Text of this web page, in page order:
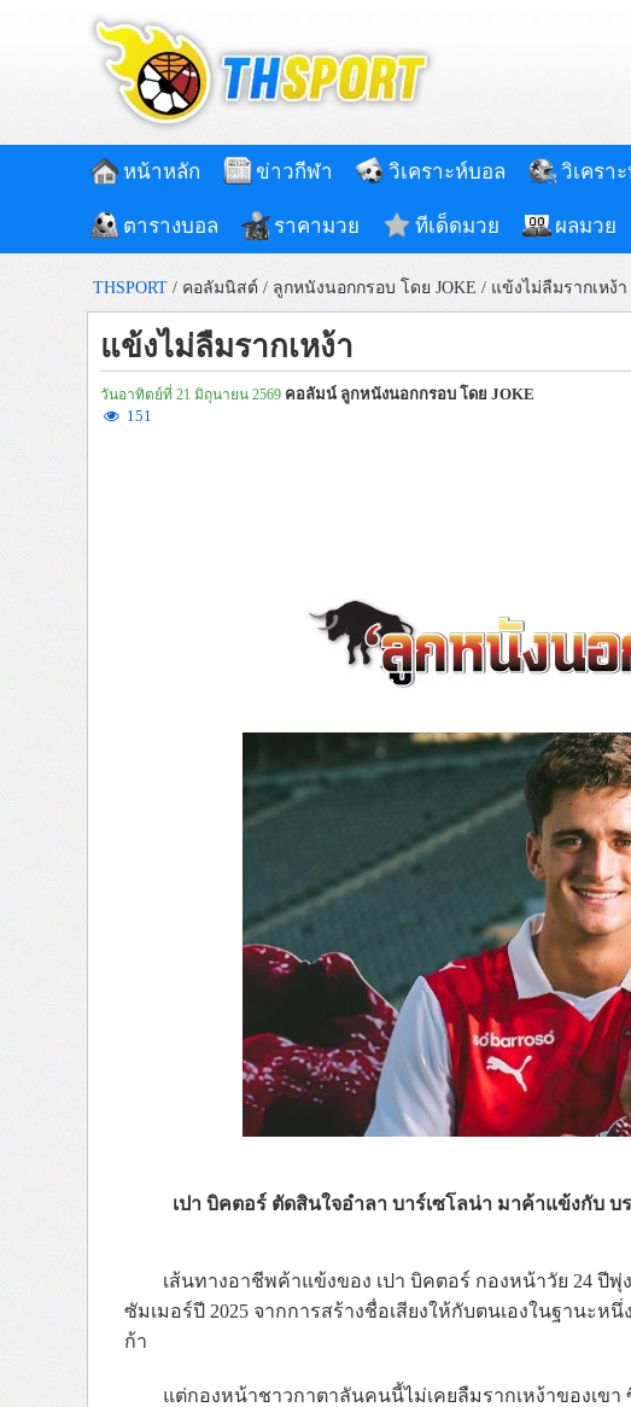
หน้าหลัก ข่าวกีฬา วิเคราะห์บอล วิเครา
ตารางบอล ราคามวย ทีเด็ดมวย ผลมวย
THSPORT / คอลัมนิสต์ / ลูกหนังนอกกรอบ โดย JOKE / แข้งไม่ลืมรากเหง้า
แข้งไม่ลืมรากเหง้า
วันอาทิตย์ที่ 21 มิถุนายน 2569 คอลัมน์ ลูกหนังนอกกรอบ โดย JOKE
151
เปา บิคตอร์ ตัดสินใจอำลา บาร์เซโลน่า มาค้าแข้งกับ
เส้นทางอาชีพค้าแข้งของ เปา บิคตอร์ กองหน้าวัย 24 ปี
ซัมเมอร์ปี 2025 จากการสร้างชื่อเสียงให้กับตนเองในฐานะห
ก้า
แต่กองหน้าชาวกาตาลันคนนี้ไม่เคยลืมรากเหง้าของเขา